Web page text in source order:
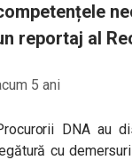
reportaj al
5 ani
DNA au
cu